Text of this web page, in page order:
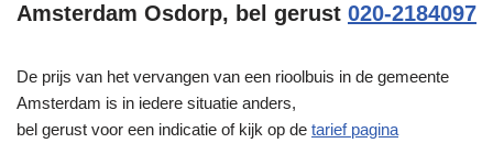
Amsterdam Osdorp, bel gerust 020-2184097
De prijs van het vervangen van een rioolbuis in de gemeente
Amsterdam is in iedere situatie anders,
bel gerust voor een indicatie of kijk op de tarief pagina